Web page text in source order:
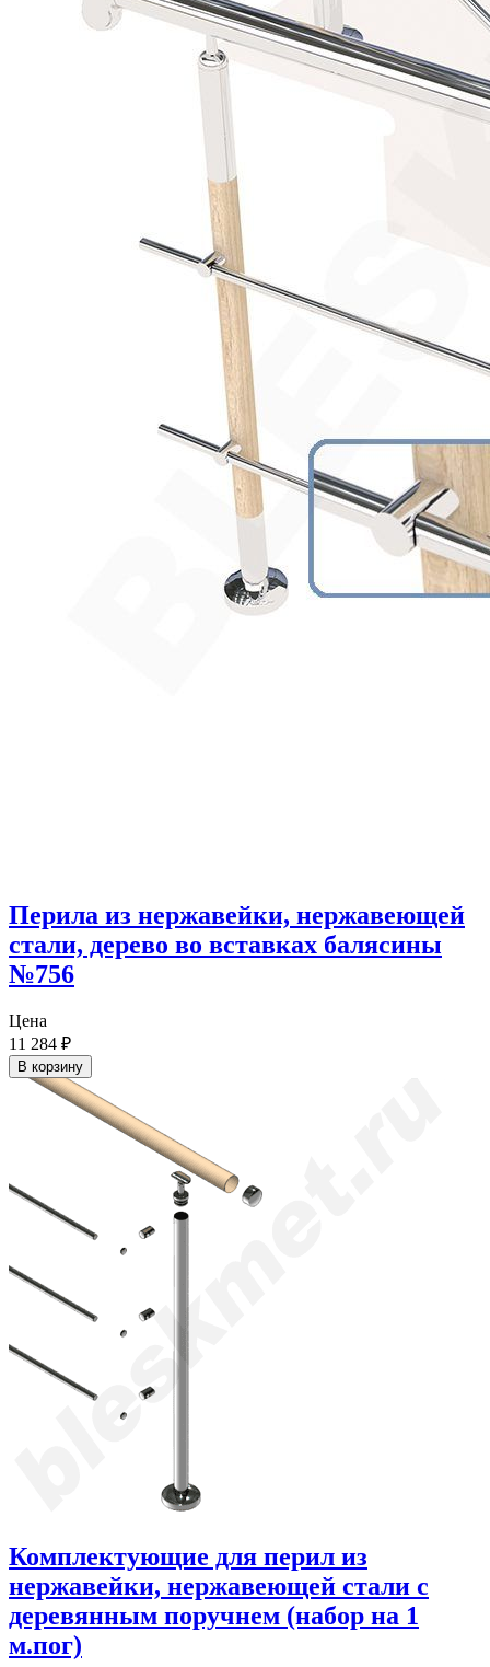
Перила из нержавейки, нержавеющей
стали, дерево во вставках балясины
№756
Цена
11 284 ₽
В корзину
Комплектующие для перил из
нержавейки, нержавеющей стали с
деревянным поручнем (набор на 1
м.пог)